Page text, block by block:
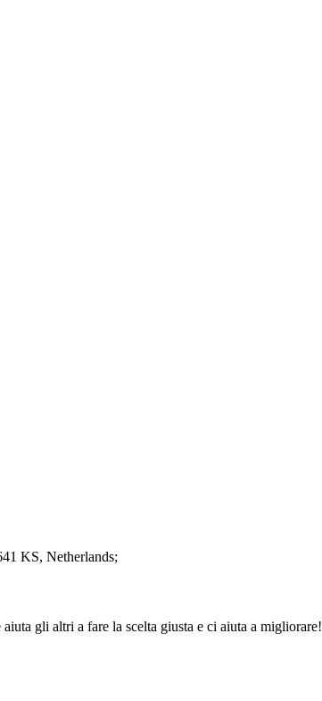
KS, Netherlands;
gli altri a fare la scelta giusta e ci aiuta a migliorare!